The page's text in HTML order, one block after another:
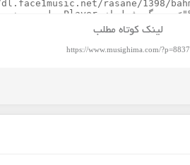
لینک کوتاه مطلب
https://www.musighima.com/?p=8837